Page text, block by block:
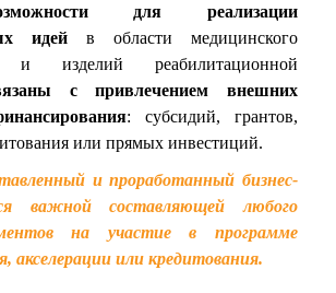
для реализации
идей в области медицинского
и изделий реабилитационной
с привлечением внешних
: субсидий, грантов,
или прямых инвестиций.
и проработанный бизнес-
важной составляющей любого
на участие в программе
акселерации или кредитования.